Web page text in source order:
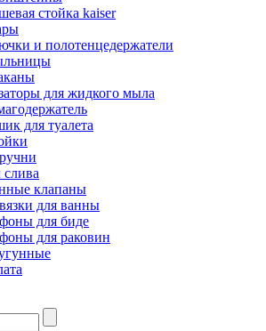
стойка kaiser
и полотенцедержатели
для жидкого мыла
для туалета
клапаны
для ванны
для биде
для раковин